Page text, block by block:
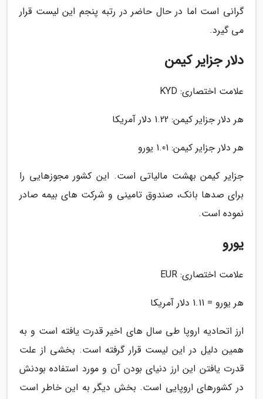
گرانی است اما در حال حاضر در رتبه پنجم این لیست قرار
می گیرد.
دلار جزایر کیمن
علامت اختصاری: KYD
هر دلار جزایر کیمن: 1.22 دلار آمریکا
هر دلار جزایر کیمن: 1.01 یورو
جزایر کیمن بهشت مالیاتی است. این کشور مجوزهایی را
برای صدها بانک، صندوق تامینی و شرکت های بیمه صادر
نموده است.
یورو
علامت اختصاری: EUR
هر یورو = 1.11 دلار آمریکا
ارز اتحادیه اروپا طی سال های اخیر قدرت یافته است و به
همین دلیل در این لیست قرار گرفته است. بخشی از علت
قدرت یافتن این ارز دنیای بودن آن و مورد استفاده بودنش
در کشورهای اروپایی است. بخش دیگر به این خاطر است